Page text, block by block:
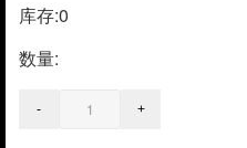
库存:0
数量: